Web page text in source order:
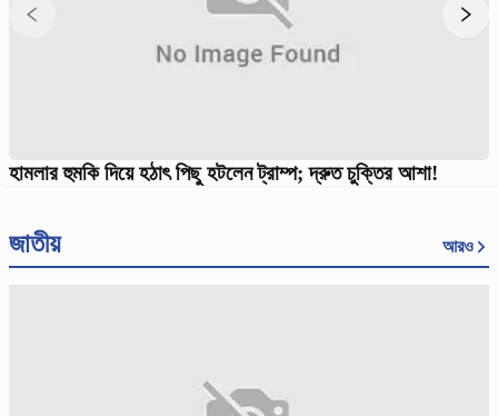
হামলার হুমকি দিয়ে হঠাৎ পিছু হটলেন ট্রাম্প; দ্রুত চুক্তির আশা!
জাতীয় আরও